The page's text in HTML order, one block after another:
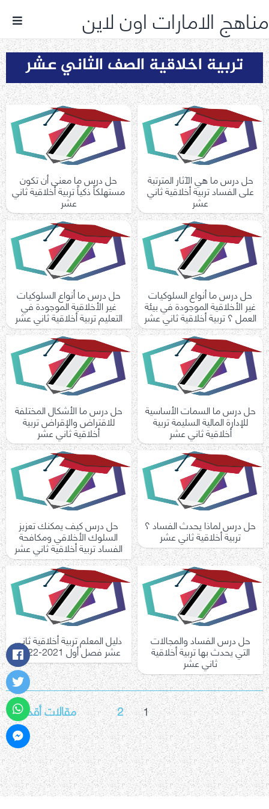
مناهج الامارات اون لاين
تربية اخلاقية الصف الثاني عشر
حل درس ما هي الآثار المترتبة
على الفساد تربية أخلاقية ثاني
عشر
حل درس ما معنى أن تكون
مستهلكاً ذكياً تربية أخلاقية ثاني
عشر
حل درس ما أنواع السلوكيات
غير الأخلاقية الموجودة في بيئة
العمل ؟ تربية أخلاقية ثاني عشر
حل درس ما أنواع السلوكيات
غير الأخلاقية الموجودة في
التعليم تربية أخلاقية ثاني عشر
حل درس ما السمات الأساسية
للإدارة المالية السليمة تربية
أخلاقية ثاني عشر
حل درس ما الأشكال المختلفة
للاقتراض والإقراض تربية
أخلاقية ثاني عشر
حل درس لماذا يحدث الفساد ؟
تربية أخلاقية ثاني عشر
حل درس كيف يمكنك تعزيز
السلوك الأخلاقي ومكافحة
الفساد تربية أخلاقية ثاني عشر
حل درس الفساد والمجالات
التي يحدث بها تربية أخلاقية
ثاني عشر
دليل المعلم تربية أخلاقية ثاني
عشر فصل أول 2021-2022
تعدد
صفحات
المقالات
1
2 مقالات أقدم←